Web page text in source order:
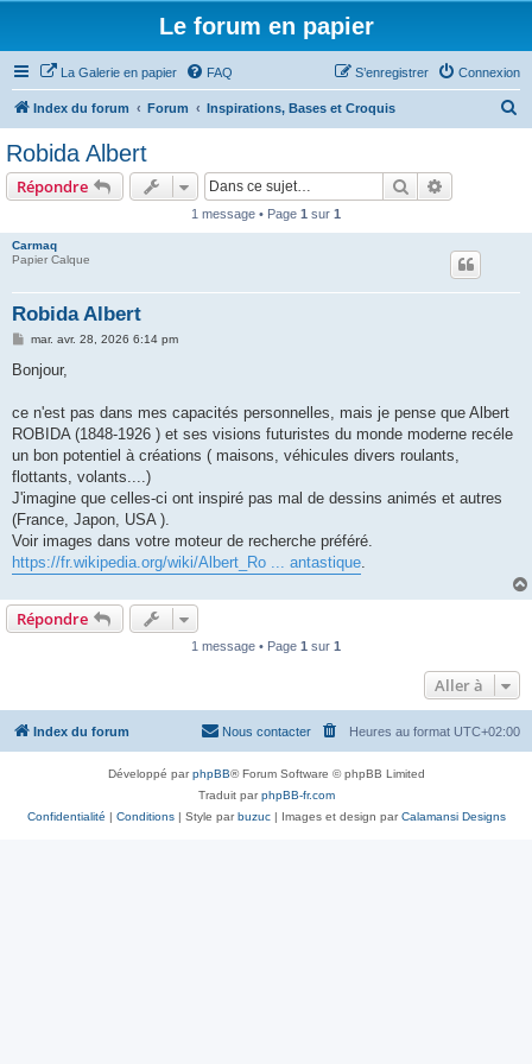
Le forum en papier
La Galerie en papier FAQ Connexion
S’enregistrer
Index du forum Forum Inspirations, Bases et Croquis
Robida Albert
Répondre Rechercher
1 message • Page 1 sur 1
Carmaq
Papier Calque
Robida Albert
M
s
g
mar. avr. 28, 2026 6:14 pm
Bonjour,
ce n'est pas dans mes capacités personnelles, mais je pense que Albert
ROBIDA (1848-1926 ) et ses visions futuristes du monde moderne recéle
un bon potentiel à créations ( maisons, véhicules divers roulants,
flottants, volants....)
J'imagine que celles-ci ont inspiré pas mal de dessins animés et autres
(France, Japon, USA ).
Voir images dans votre moteur de recherche préféré.
https://fr.wikipedia.org/wiki/Albert_Ro ... antastique.
Répondre
1 message • Page 1 sur 1
Aller à
Index du forum Heures au format UTC+02:00
Nous contacter
Développé parphpBB® Forum Software © phpBB Limited
Traduit parphpBB-fr.com
Confidentialité | Conditions| Style parbuzuc| Images et design parCalamansi Designs